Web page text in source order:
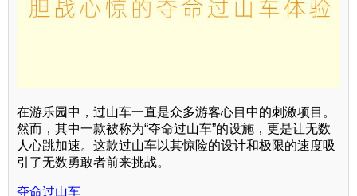
在游乐园中，过山车一直是众多游客心目中的刺激项目。
然而，其中一款被称为“夺命过山车”的设施，更是让无数
人心跳加速。这款过山车以其惊险的设计和极限的速度吸
引了无数勇敢者前来挑战。
夺命过山车